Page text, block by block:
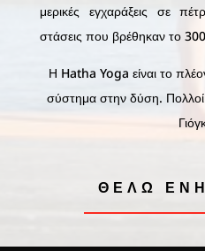
μερικές εγχαράξεις σε
στάσεις που βρέθηκαν το
Η Hatha Yoga είναι το
σύστημα στην δύση. Πολλοί
ΘΕΛΩ